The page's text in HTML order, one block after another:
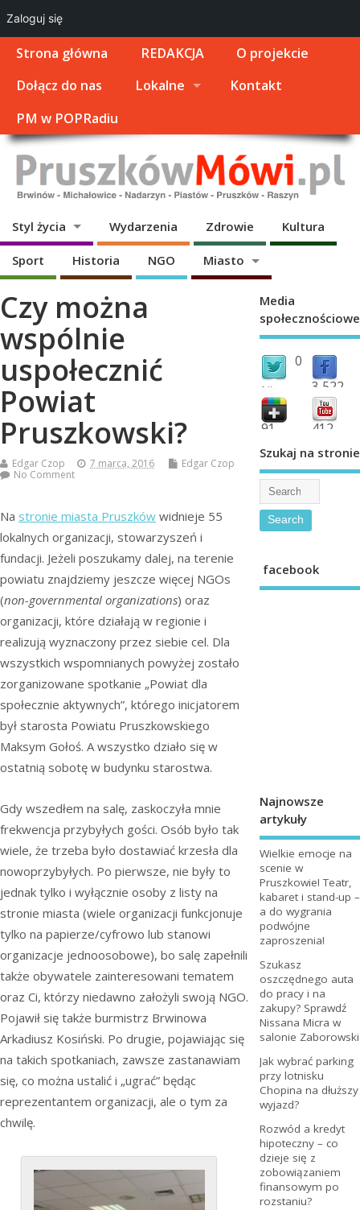
Strona główna REDAKCJA
O projekcie
Dołącz do nas
Lokalne
Kontakt
PM w POPRadiu
Styl życia Wydarzenia Zdrowie Kultura
Sport Historia NGO Miasto
Czy można
wspólnie
uspołecznić
Powiat
Pruszkowski?
Edgar Czop 7 marca, 2016
Edgar Czop
No Comment
Na stronie miasta Pruszków widnieje 55
lokalnych organizacji, stowarzyszeń i
fundacji. Jeżeli poszukamy dalej, na terenie
powiatu znajdziemy jeszcze więcej NGOs
(non-governmental organizations) oraz
organizacji, które działają w regionie i
realizują wyznaczony przez siebie cel. Dla
wszystkich wspomnianych powyżej zostało
zorganizowane spotkanie „Powiat dla
społecznie aktywnych”, którego inicjatorem
był starosta Powiatu Pruszkowskiego
Maksym Gołoś. A wszystko działo się w
ostatnią sobotę w budynku starostwa.
Gdy wszedłem na salę, zaskoczyła mnie
frekwencja przybyłych gości. Osób było tak
wiele, że trzeba było dostawiać krzesła dla
nowoprzybyłych. Po pierwsze, nie były to
jednak tylko i wyłącznie osoby z listy na
stronie miasta (wiele organizacji funkcjonuje
tylko na papierze/cyfrowo lub stanowi
organizacje jednoosobowe), bo salę zapełnili
także obywatele zainteresowani tematem
oraz Ci, którzy niedawno założyli swoją NGO.
Pojawił się także burmistrz Brwinowa
Arkadiusz Kosiński. Po drugie, pojawiając się
na takich spotkaniach, zawsze zastanawiam
się, co można ustalić i „ugrać” będąc
reprezentantem organizacji, ale o tym za
chwilę.
Media
społecznościowe
0
followers 3,522
fans
91 412
Szukaj na stronie
facebook
Najnowsze
artykuły
Wielkie emocje na
scenie w
Pruszkowie! Teatr,
kabaret i stand-up –
a do wygrania
podwójne
zaproszenia!
Szukasz
oszczędnego auta
do pracy i na
zakupy? Sprawdź
Nissana Micra w
salonie Zaborowski
Jak wybrać parking
przy lotnisku
Chopina na dłuższy
wyjazd?
Rozwód a kredyt
hipoteczny – co
dzieje się z
zobowiązaniem
finansowym po
rozstaniu?
Zaloguj się